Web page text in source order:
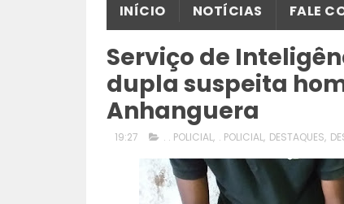
INÍCIO NOTÍCIAS FALE
Serviço de
dupla suspeita
Anhanguera
19:27 . . POLICIAL, . POLICIAL, DESTAQUES,